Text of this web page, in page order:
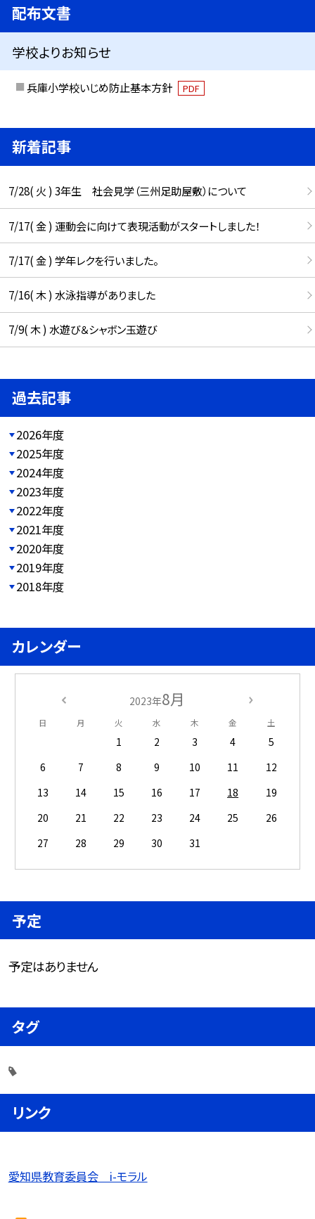
配布文書
学校よりお知らせ
兵庫小学校いじめ防止基本方針 PDF
新着記事
7/28( 火 ) 3年生 社会見学（三州足助屋敷）について
7/17( 金 ) 運動会に向けて表現活動がスタートしました！
7/17( 金 ) 学年レクを行いました。
7/16( 木 ) 水泳指導がありました
7/9( 木 ) 水遊び＆シャボン玉遊び
過去記事
2026年度
2025年度
2024年度
2023年度
2022年度
2021年度
2020年度
2019年度
2018年度
カレンダー
2023年8月
日 月 火 水 木 金 土
1 2 3 4
5
6
7 8 9 10 11
12
13
14 15 16 17 18
19
20
21 22 23 24 25
26
27
28 29 30 31
予定
予定はありません
タグ
リンク
愛知県教育委員会 i-モラル